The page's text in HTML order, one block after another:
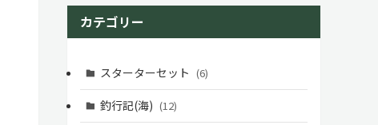
カテゴリー
スターターセット (6)
釣行記(海) (12)